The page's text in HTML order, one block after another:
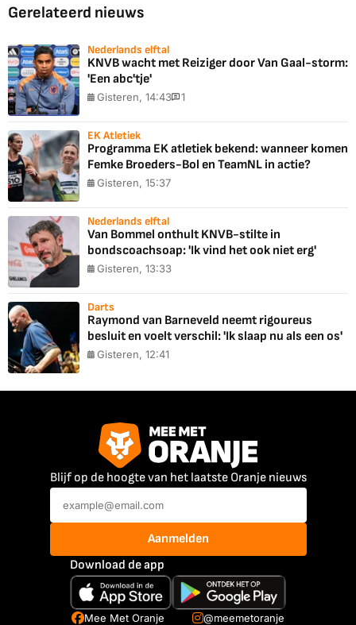
Gerelateerd nieuws
Nederlands elftal
KNVB wacht met Reiziger door Van Gaal-storm:
'Een abc'tje'
Gisteren, 14:43 1
EK Atletiek
Programma EK atletiek bekend: wanneer komen
Femke Broeders-Bol en TeamNL in actie?
Gisteren, 15:37
Nederlands elftal
Van Bommel onthult KNVB-stilte in
bondscoachsoap: 'Ik vind het ook niet erg'
Gisteren, 13:33
Darts
Raymond van Barneveld neemt rigoureus
besluit en voelt verschil: 'Ik slaap nu als een os'
Gisteren, 12:41
Blijf op de hoogte van het laatste Oranje nieuws
Aanmelden
Download de app
Mee Met Oranje
@meemetoranje